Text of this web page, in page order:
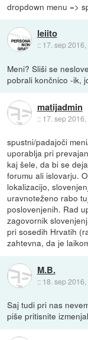
dropdown menu =>
leiito
:: 17. sep 2016,
Meni? Sliši se
pobrali končnico -ik,
matijadmin
:: 17. sep 2016,
spustni/padajoči
uporablja pri
kaj šele, da bi se
forumu ali islovarju.
lokalizacijo,
uravnoteženo rabo
poslovenjenih. Rad
zagovornik
pri sosedih Hrvatih
zahtevna, da je
M.B.
:: 18. sep 2016,
Saj tudi pri nas
piše pritisnite